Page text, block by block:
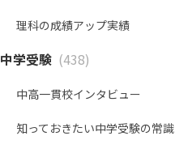
理科の成績アップ実績
中学受験 (438)
中高一貫校インタビュー
知っておきたい中学受験の常識